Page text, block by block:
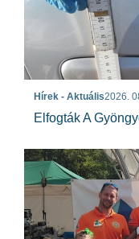
Hírek - Aktuális2026.
Elfogták A